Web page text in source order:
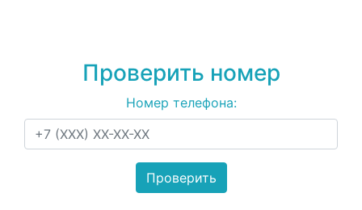
Проверить номер
Номер телефона: